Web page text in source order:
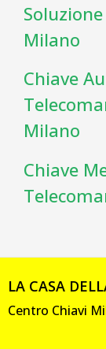
Milano
Chiave
Milano
Chiave
LA CASA
Centro Chiavi